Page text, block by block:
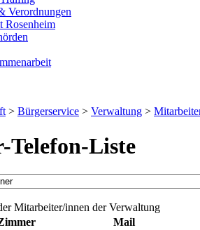
Verordnungen
Rosenheim
> Bürgerservice > Verwaltung >
Liste
Mitarbeiter/innen der Verwaltung
Mail